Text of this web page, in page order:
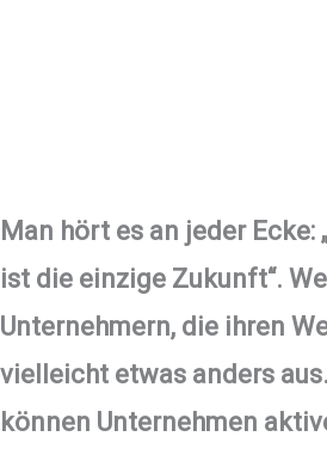
Man hört es an jeder Ecke:
ist die einzige Zukunft“.
Unternehmern, die ihren
vielleicht etwas anders
können Unternehmen